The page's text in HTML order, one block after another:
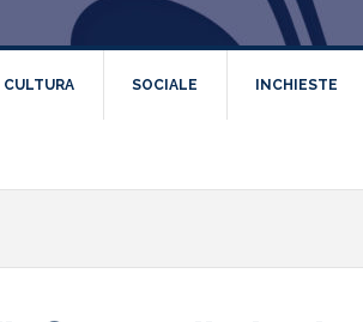
CULTURA SOCIALE INCHIESTE